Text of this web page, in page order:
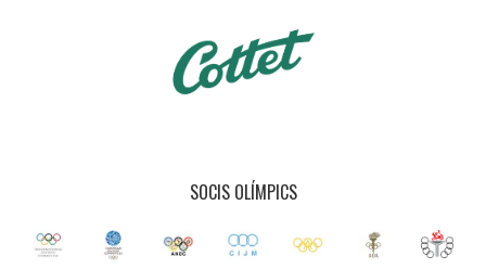
SOCIS OLÍMPICS